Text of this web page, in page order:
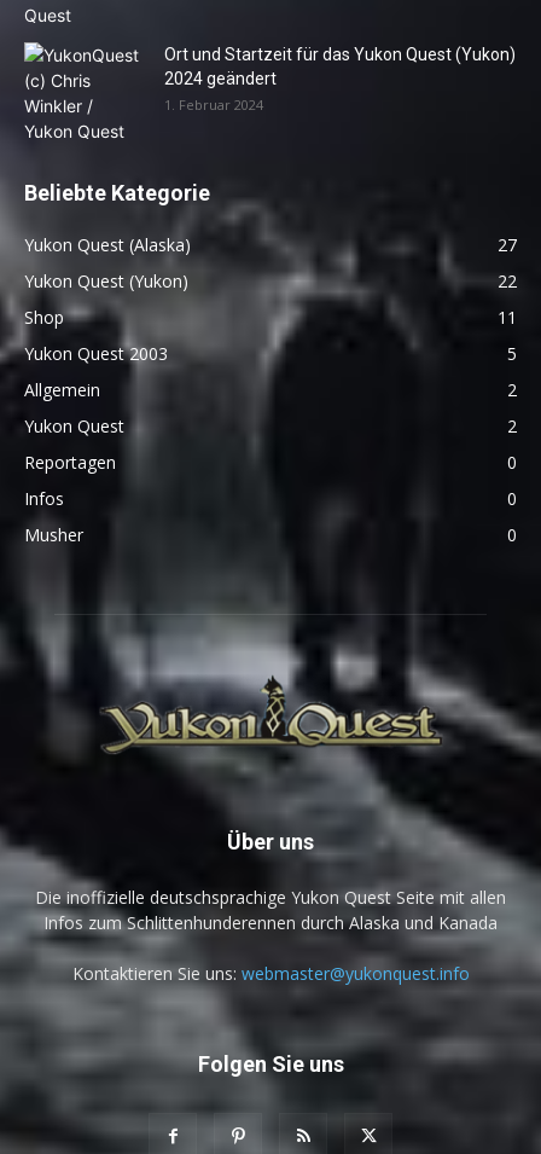
Ort und Startzeit für das Yukon Quest (Yukon)
2024 geändert
1. Februar 2024
Beliebte Kategorie
Yukon Quest (Alaska)
27
Yukon Quest (Yukon)
22
Shop
11
Yukon Quest 2003
5
Allgemein
2
Yukon Quest
2
Reportagen
0
Infos
0
Musher
0
Über uns
Die inoffizielle deutschsprachige Yukon Quest Seite mit allen
Infos zum Schlittenhunderennen durch Alaska und Kanada
Kontaktieren Sie uns: webmaster@yukonquest.info
Folgen Sie uns